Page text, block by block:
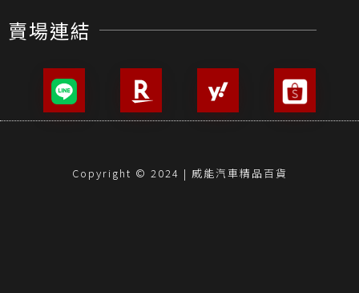
賣場連結
Copyright © 2024 | 威能汽車精品百貨